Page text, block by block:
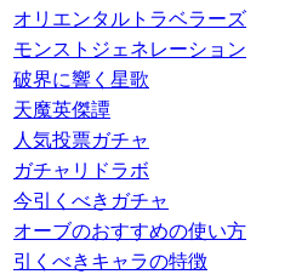
オリエンタルトラベラーズ
モンストジェネレーション
破界に響く星歌
天魔英傑譚
人気投票ガチャ
ガチャリドラボ
今引くべきガチャ
オーブのおすすめの使い方
引くべきキャラの特徴